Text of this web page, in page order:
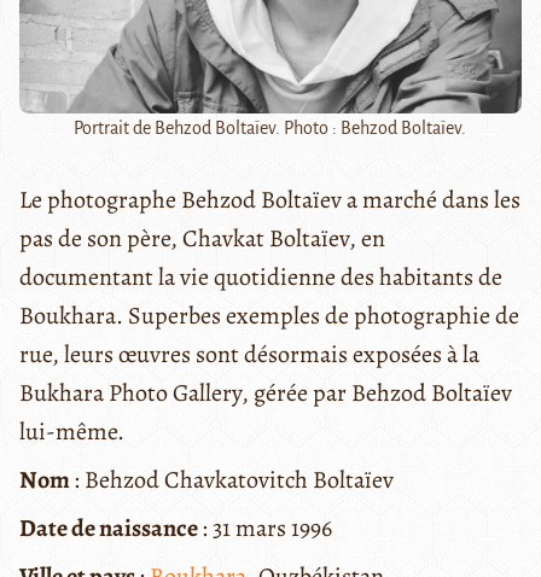
Portrait de Behzod Boltaïev. Photo : Behzod Boltaïev.
Le photographe Behzod Boltaïev a marché dans les
pas de son père, Chavkat Boltaïev, en
documentant la vie quotidienne des habitants de
Boukhara. Superbes exemples de photographie de
rue, leurs œuvres sont désormais exposées à la
Bukhara Photo Gallery, gérée par Behzod Boltaïev
lui-même.
Nom: Behzod Chavkatovitch Boltaïev
Date de naissance: 31 mars 1996